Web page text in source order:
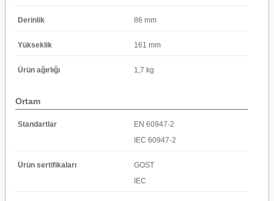
Derinlik 86 mm
Yükseklik 161 mm
Ürün ağırlığı 1,7 kg
Ortam
Standartlar
EN 60947-2
IEC 60947-2
Ürün sertifikaları
GOST
IEC